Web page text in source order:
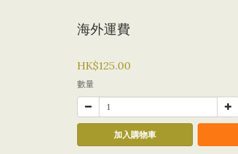
海外運費
HK$125.00
數量
加入購物車